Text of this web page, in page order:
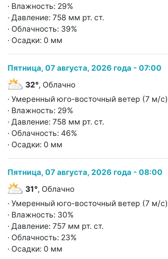
· Влажность: 29%
· Давление: 758 мм рт. ст.
· Облачность: 39%
· Осадки: 0 мм
Пятница, 07 августа, 2026 года - 07:00
32°, Облачно
· Умеренный юго-восточный ветер (7 м/с)
· Влажность: 29%
· Давление: 758 мм рт. ст.
· Облачность: 46%
· Осадки: 0 мм
Пятница, 07 августа, 2026 года - 08:00
31°, Облачно
· Умеренный юго-восточный ветер (7 м/с)
· Влажность: 30%
· Давление: 757 мм рт. ст.
· Облачность: 23%
· Осадки: 0 мм